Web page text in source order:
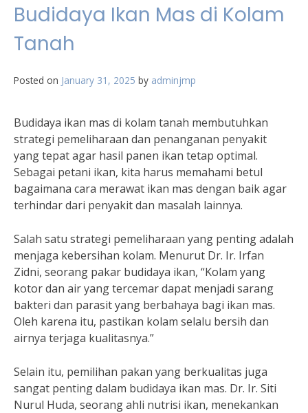
Budidaya Ikan Mas di Kolam
Tanah
Posted on January 31, 2025 by adminjmp
Budidaya ikan mas di kolam tanah membutuhkan
strategi pemeliharaan dan penanganan penyakit
yang tepat agar hasil panen ikan tetap optimal.
Sebagai petani ikan, kita harus memahami betul
bagaimana cara merawat ikan mas dengan baik agar
terhindar dari penyakit dan masalah lainnya.
Salah satu strategi pemeliharaan yang penting adalah
menjaga kebersihan kolam. Menurut Dr. Ir. Irfan
Zidni, seorang pakar budidaya ikan, “Kolam yang
kotor dan air yang tercemar dapat menjadi sarang
bakteri dan parasit yang berbahaya bagi ikan mas.
Oleh karena itu, pastikan kolam selalu bersih dan
airnya terjaga kualitasnya.”
Selain itu, pemilihan pakan yang berkualitas juga
sangat penting dalam budidaya ikan mas. Dr. Ir. Siti
Nurul Huda, seorang ahli nutrisi ikan, menekankan